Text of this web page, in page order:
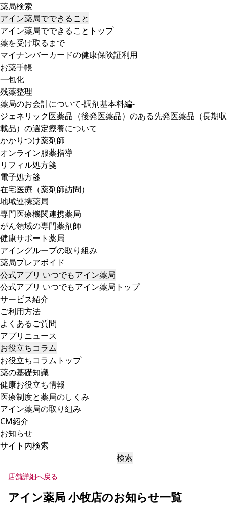
薬局検索
アイン薬局でできること
アイン薬局でできることトップ
薬を受け取るまで
マイナンバーカードの健康保険証利用
お薬手帳
一包化
残薬整理
薬局のお会計について-調剤基本料編-
ジェネリック医薬品（後発医薬品）のある先発医薬品（長期収
載品）の選定療養について
かかりつけ薬剤師
オンライン服薬指導
リフィル処方箋
電子処方箋
在宅医療（薬剤師訪問）
地域連携薬局
専門医療機関連携薬局
がん領域の専門薬剤師
健康サポート薬局
アイングループの取り組み
薬局プレアボイド
公式アプリ いつでもアイン薬局
公式アプリ いつでもアイン薬局トップ
サービス紹介
ご利用方法
よくあるご質問
アプリニュース
お役立ちコラム
お役立ちコラムトップ
薬の基礎知識
健康お役立ち情報
医療制度と薬局のしくみ
アイン薬局の取り組み
CM紹介
お知らせ
サイト内検索
検索
店舗詳細へ戻る
アイン薬局 小牧店のお知らせ一覧